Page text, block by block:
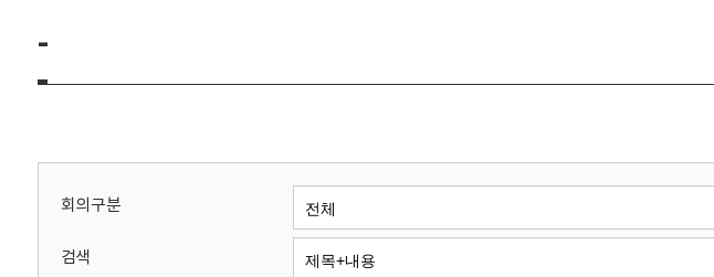
위
회
-
회의구분
검색